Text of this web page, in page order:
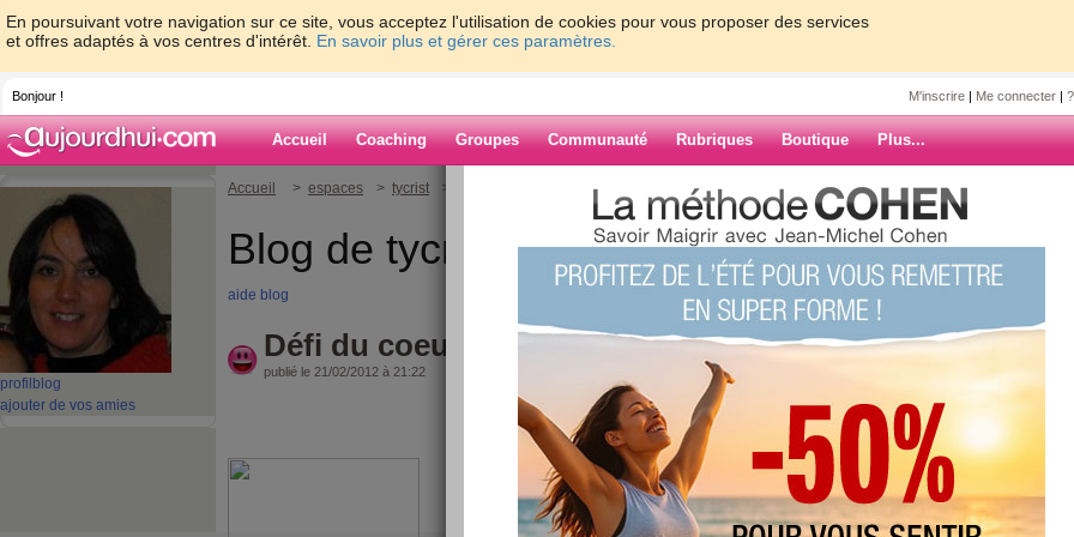
En poursuivant votre navigation sur ce site, vous acceptez l'utilisation de cookies pour vous proposer des services
et offres adaptés à vos centres d'intérêt. En savoir plus et gérer ces paramètres.
Bonjour ! M'inscrire | Me connecter |
Accueil Coaching Groupes Communauté Rubriques Boutique Plus...
profil blog
ajouter de vos amies
Accueil > espaces > tycrist > Défi du coeur
Blog de tycrist
aide blog
Défi du coeur
publié le 21/02/2012 à 21:22
ARCHIVES